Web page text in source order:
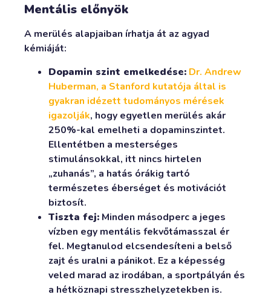
Mentális előnyök
A merülés alapjaiban írhatja át az agyad
kémiáját:
Dopamin szint emelkedése: Dr. Andrew
Huberman, a Stanford kutatója által is
gyakran idézett tudományos mérések
igazolják, hogy egyetlen merülés akár
250%-kal emelheti a dopaminszintet.
Ellentétben a mesterséges
stimulánsokkal, itt nincs hirtelen
„zuhanás”, a hatás órákig tartó
természetes éberséget és motivációt
biztosít.
Tiszta fej: Minden másodperc a jeges
vízben egy mentális fekvőtámasszal ér
fel. Megtanulod elcsendesíteni a belső
zajt és uralni a pánikot. Ez a képesség
veled marad az irodában, a sportpályán és
a hétköznapi stresszhelyzetekben is.